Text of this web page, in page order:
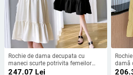
Rochie de dama decupata cu
maneci scurte potrivita femeilor
insarcinate
247.07 Lei
damă